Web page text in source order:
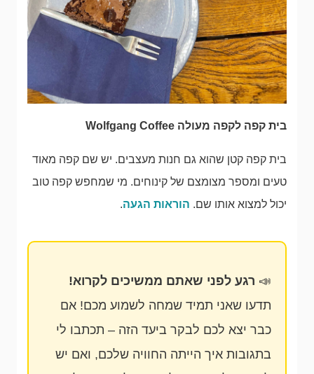
בית קפה לקפה מעולה Wolfgang Coffee
בית קפה קטן שהוא גם חנות מעצבים. יש שם קפה מאוד
טעים ומספר מצומצם של קינוחים. מי שמחפש קפה טוב
יכול למצוא אותו שם. הוראות הגעה.
📣 רגע לפני שאתם ממשיכים לקרוא!
תדעו שאני תמיד שמחה לשמוע מכם! אם
כבר יצא לכם לבקר ביעד הזה – תכתבו לי
בתגובות איך הייתה החוויה שלכם, ואם יש